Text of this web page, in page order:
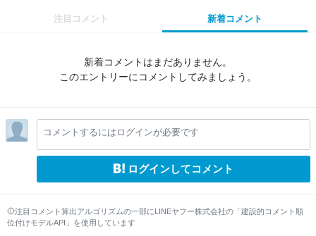
注目コメント 新着コメント
新着コメントはまだありません。
このエントリーにコメントしてみましょう。
コメントするにはログインが必要です
ログインしてコメント
注目コメント算出アルゴリズムの一部にLINEヤフー株式会社の「建設的コメント順
位付けモデルAPI」を使用しています